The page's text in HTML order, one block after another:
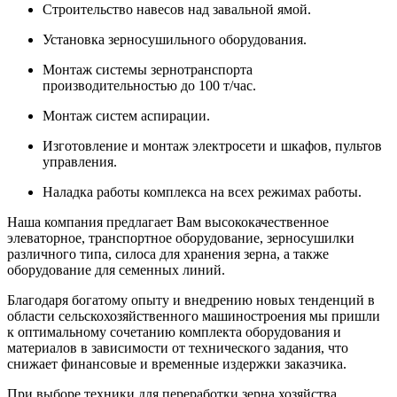
Строительство навесов над завальной ямой.
Установка зерносушильного оборудования.
Монтаж системы зернотранспорта
производительностью до 100 т/час.
Монтаж систем аспирации.
Изготовление и монтаж электросети и шкафов, пультов
управления.
Наладка работы комплекса на всех режимах работы.
Наша компания предлагает Вам высококачественное
элеваторное, транспортное оборудование, зерносушилки
различного типа, силоса для хранения зерна, а также
оборудование для семенных линий.
Благодаря богатому опыту и внедрению новых тенденций в
области сельскохозяйственного машиностроения мы пришли
к оптимальному сочетанию комплекта оборудования и
материалов в зависимости от технического задания, что
снижает финансовые и временные издержки заказчика.
При выборе техники для переработки зерна хозяйства